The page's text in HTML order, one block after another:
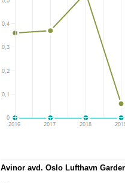
Avinor avd. Oslo Lufthavn